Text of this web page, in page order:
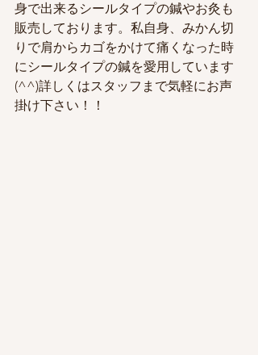
身で出来るシールタイプの鍼やお灸も
販売しております。私自身、みかん切
りで肩からカゴをかけて痛くなった時
にシールタイプの鍼を愛用しています
(^^)詳しくはスタッフまで気軽にお声
掛け下さい！！